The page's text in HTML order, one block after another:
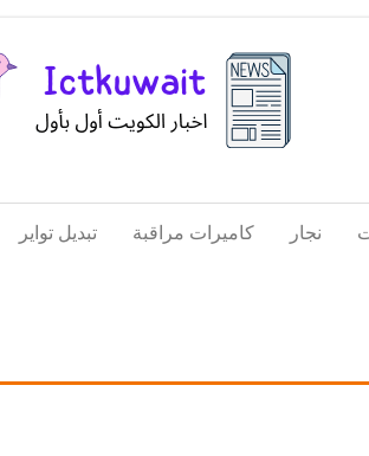
الكويت
تكنولوجيا
المعلومات
تبديل تواير كاميرات مراقبة نجار